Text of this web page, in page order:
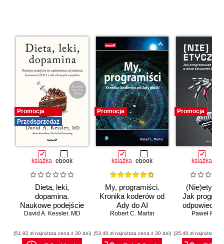
Promocja
Przedsprzedaż
książka ebook
Dieta, leki,
dopamina.
Naukowe podejście
do uzależnienia od
GLP-1 i roli
zdrowych nawyków
David A. Kessler, MD
(51,92 zł najniższa cena z 30 dni)
Promocja
książka ebook
My, programiści.
Kronika koderów od
Ady do AI
Robert C. Martin
(53,40 zł najniższa cena z 30 dni)
Promocja
książka
Jak
erze
Paweł
(35,40 zł najniższa